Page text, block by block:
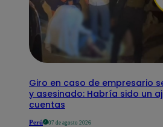
Giro en caso de empresario
y asesinado: Habría sido un
cuentas
Perú 07 de agosto 2026